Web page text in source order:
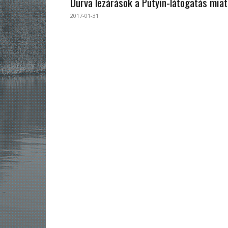
2017-01-31